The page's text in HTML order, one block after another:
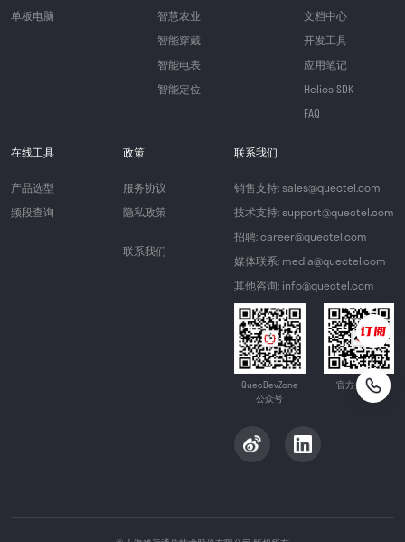
单板电脑
智慧农业
智能穿戴
智能电表
智能定位
文档中心
开发工具
应用笔记
Helios SDK
FAQ
在线工具
产品选型
频段查询
政策
服务协议
隐私政策
联系我们
联系我们
销售支持: sales@quectel.com
技术支持: support@quectel.com
招聘: career@quectel.com
媒体联系: media@quectel.com
其他咨询: info@quectel.com
QuecDevZone
公众号
官方公众号